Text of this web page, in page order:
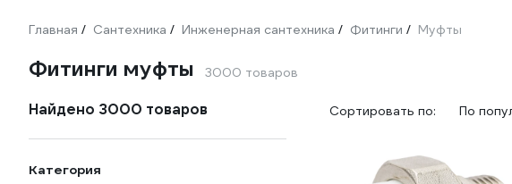
Главная / Сантехника / Инженерная сантехника / Фитинги / Муфты
Фитинги муфты 3000 товаров
Найдено 3000 товаров
Категория
Сортировать по: По